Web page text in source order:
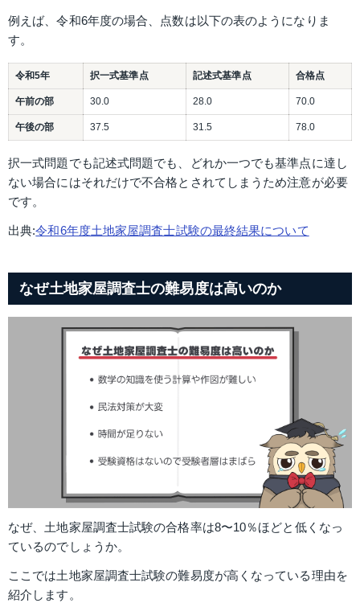
例えば、令和6年度の場合、点数は以下の表のようになりま
す。
令和5年 択一式基準点 記述式基準点 合格点
午前の部 30.0 28.0 70.0
午後の部 37.5 31.5 78.0
択一式問題でも記述式問題でも、どれか一つでも基準点に達し
ない場合にはそれだけで不合格とされてしまうため注意が必要
です。
出典:令和6年度土地家屋調査士試験の最終結果について
なぜ土地家屋調査士の難易度は高いのか
なぜ、土地家屋調査士試験の合格率は8〜10％ほどと低くなっ
ているのでしょうか。
ここでは土地家屋調査士試験の難易度が高くなっている理由を
紹介します。